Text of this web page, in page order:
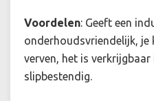
Voordelen: Geeft een
onderhoudsvriendelijk, je
verven, het is verkrijgbaar
slipbestendig.